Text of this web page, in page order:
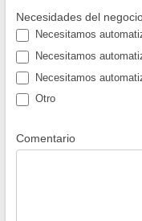
Necesidades del
Necesitamos
Necesitamos
Necesitamos
Otro
Comentario